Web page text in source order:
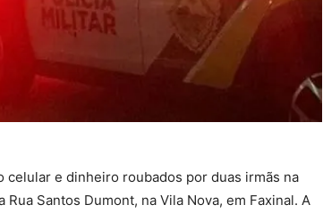
e dinheiro roubados por duas irmãs na
Santos Dumont, na Vila Nova, em Faxinal. A